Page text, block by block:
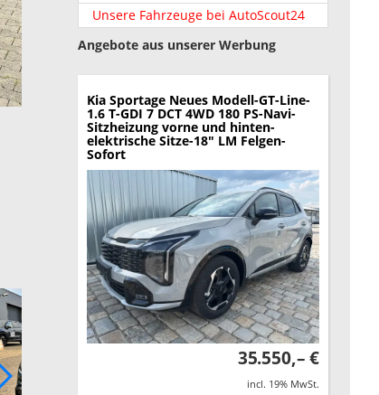
Unsere Fahrzeuge bei AutoScout24
Angebote aus unserer Werbung
Kia Sportage Neues Modell-GT-Line-
1.6 T-GDI 7 DCT 4WD 180 PS-Navi-
Sitzheizung vorne und hinten-
elektrische Sitze-18" LM Felgen-
Sofort
35.550,– €
incl. 19% MwSt.